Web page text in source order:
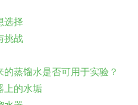
选择
挑战
蒸馏水是否可用于实验？
上的水垢